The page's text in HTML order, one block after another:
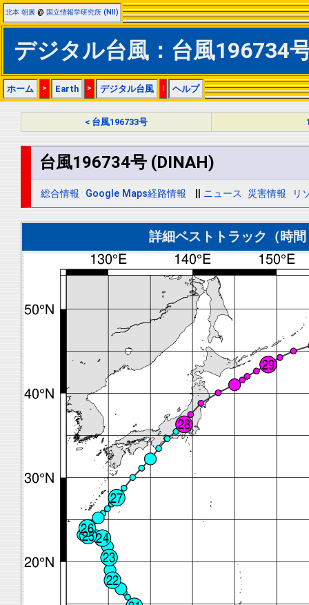
北本 朝展 @ 国立情報学研究所 (NII)
デジタル台風：台風196734
ホーム > Earth > デジタル台風 | ヘルプ
< 台風196733号
台風196734号 (DINAH)
総合情報 Google Maps経路情報 ニュース 災害情報 リ
詳細ベストトラック（時